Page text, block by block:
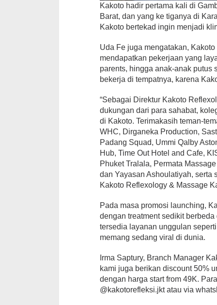
Kakoto hadir pertama kali di
Barat, dan yang ke tiganya di
Kakoto bertekad ingin menjadi
Uda Fe juga mengatakan,
mendapatkan pekerjaan yang
parents, hingga anak-anak putus
bekerja di tempatnya, karena
“Sebagai Direktur Kakoto
dukungan dari para sahabat,
di Kakoto. Terimakasih teman-
WHC, Dirganeka Production,
Padang Squad, Ummi Qalby
Hub, Time Out Hotel and Cafe,
Phuket Tralala, Permata
dan Yayasan Ashoulatiyah, serta
Kakoto Reflexology & Massage
Pada masa promosi launching,
dengan treatment sedikit
tersedia layanan unggulan
memang sedang viral di dunia.
Irma Saptury, Branch Manager
kami juga berikan discount 50%
dengan harga start from 49K.
@kakotorefleksi.jkt atau via